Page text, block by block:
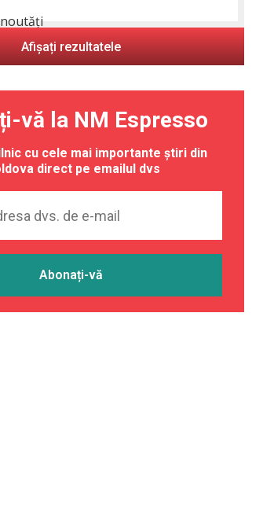
Afișați rezultatele
vă la NM Espresso
cu cele mai importante știri din
direct pe emailul dvs